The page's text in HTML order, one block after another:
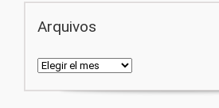
Arquivos
Arquivos